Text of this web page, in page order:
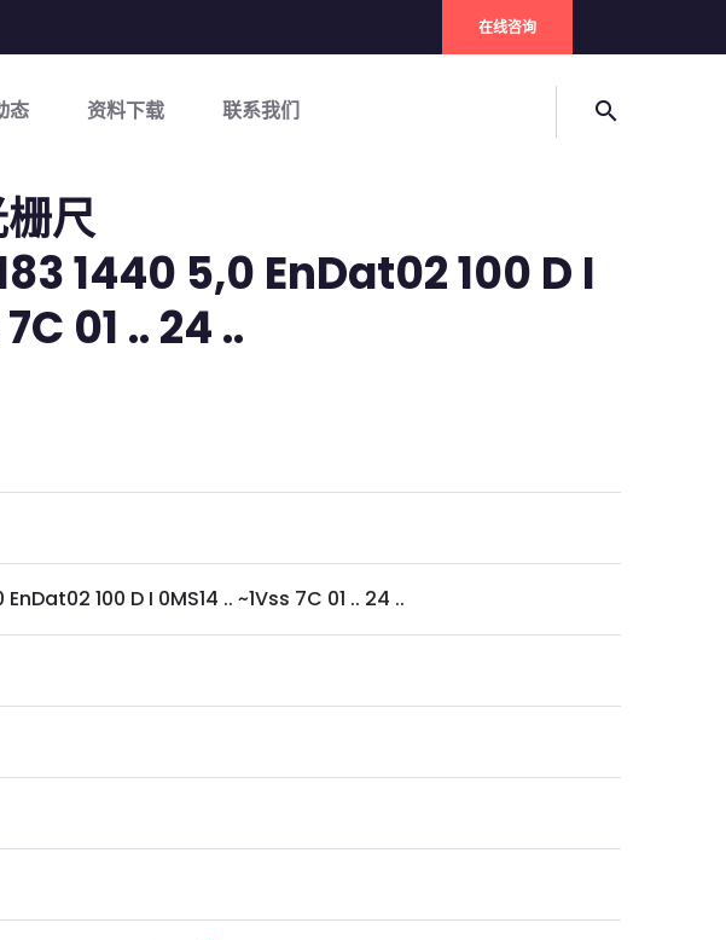
在线咨询
态 资料下载 联系我们 search
尺
1440 5,0 EnDat02 100 D I
01 .. 24 ..
EnDat02 100 D I 0MS14 .. ~1Vss 7C 01 .. 24 ..